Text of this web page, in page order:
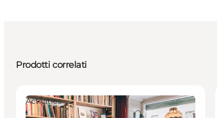
Prodotti correlati
Activities